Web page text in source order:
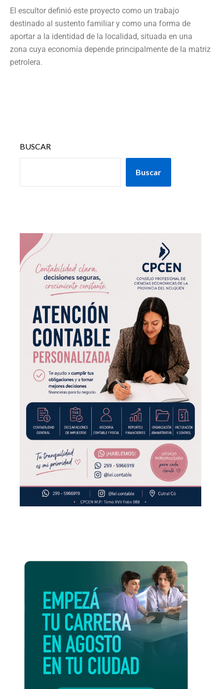
El escultor definió este proyecto como un trabajo
destinado al sustento familiar y como una forma de
aportar a la identidad de la localidad, situada en una
zona cuya economía depende principalmente de la matriz
petrolera.
BUSCAR
Buscar